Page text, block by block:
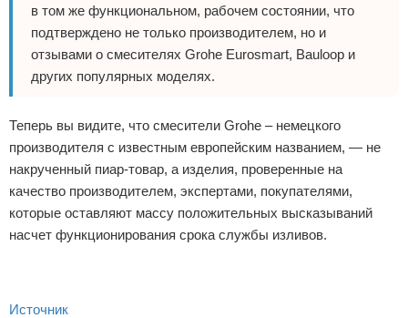
в том же функциональном, рабочем состоянии, что
подтверждено не только производителем, но и
отзывами о смесителях Grohe Eurosmart, Bauloop и
других популярных моделях.
Теперь вы видите, что смесители Grohe – немецкого
производителя с известным европейским названием, — не
накрученный пиар-товар, а изделия, проверенные на
качество производителем, экспертами, покупателями,
которые оставляют массу положительных высказываний
насчет функционирования срока службы изливов.
Источник